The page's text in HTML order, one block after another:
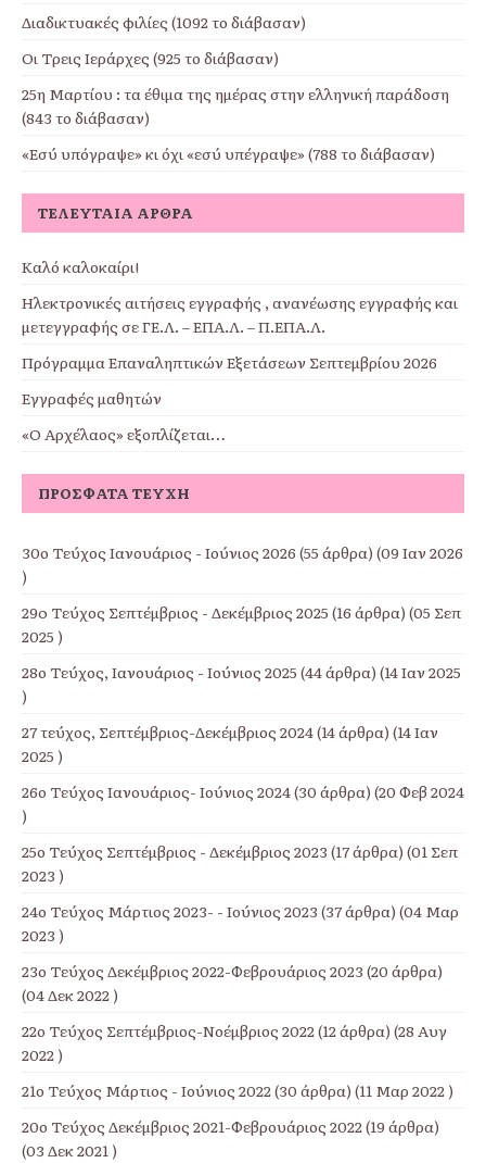
Διαδικτυακές φιλίες (1092 το διάβασαν)
Οι Τρεις Ιεράρχες (925 το διάβασαν)
25η Μαρτίου : τα έθιμα της ημέρας στην ελληνική παράδοση
(843 το διάβασαν)
«Εσύ υπόγραψε» κι όχι «εσύ υπέγραψε» (788 το διάβασαν)
ΤΕΛΕΥΤΑΊΑ ΆΡΘΡΑ
Καλό καλοκαίρι!
Ηλεκτρονικές αιτήσεις εγγραφής , ανανέωσης εγγραφής και
μετεγγραφής σε ΓΕ.Λ. – ΕΠΑ.Λ. – Π.ΕΠΑ.Λ.
Πρόγραμμα Επαναληπτικών Εξετάσεων Σεπτεμβρίου 2026
Εγγραφές μαθητών
«Ο Αρχέλαος» εξοπλίζεται…
ΠΡΌΣΦΑΤΑ ΤΕΎΧΗ
30ο Τεύχος Ιανουάριος - Ιούνιος 2026 (55 άρθρα) (09 Ιαν 2026
)
29o Τεύχος Σεπτέμβριος - Δεκέμβριος 2025 (16 άρθρα) (05 Σεπ
2025 )
28ο Τεύχος, Ιανουάριος - Ιούνιος 2025 (44 άρθρα) (14 Ιαν 2025
)
27 τεύχος, Σεπτέμβριος-Δεκέμβριος 2024(14 άρθρα) (14 Ιαν
2025 )
26ο Τεύχος Ιανουάριος- Ιούνιος 2024(30 άρθρα) (20 Φεβ 2024
)
25ο Τεύχος Σεπτέμβριος - Δεκέμβριος 2023 (17 άρθρα) (01 Σεπ
2023 )
24ο Τεύχος Μάρτιος 2023- - Ιούνιος 2023 (37 άρθρα) (04 Μαρ
2023 )
23ο Τεύχος Δεκέμβριος 2022-Φεβρουάριος 2023 (20 άρθρα)
(04 Δεκ 2022 )
22ο Τεύχος Σεπτέμβριος-Νοέμβριος 2022(12 άρθρα) (28 Αυγ
2022 )
21ο Τεύχος Μάρτιος - Ιούνιος 2022(30 άρθρα) (11 Μαρ 2022 )
20ο Τεύχος Δεκέμβριος 2021-Φεβρουάριος 2022(19 άρθρα)
(03 Δεκ 2021 )